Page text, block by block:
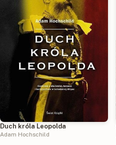
Duch króla Leopolda
Adam Hochschild